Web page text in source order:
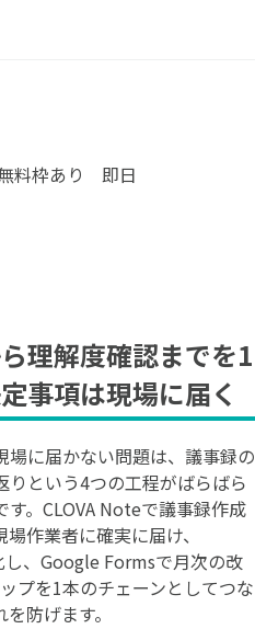
料枠あり 即日
理解度確認までを1
事項は現場に届く
に届かない問題は、議事録の
という4つの工程がばらばら
。CLOVA Noteで議事録作成
作業者に確実に届け、
、Google Formsで月次の改
プを1本のチェーンとしてつな
防げます。